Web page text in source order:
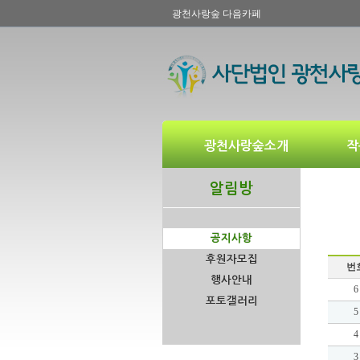
광천사랑숲 다음카페
광천사랑숲소개
알림방
공지사항
후원자모집
행사안내
포토갤러리
번
6
5
4
3